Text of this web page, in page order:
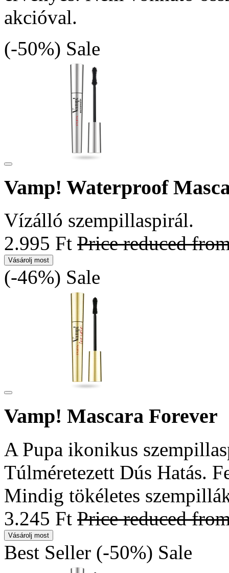
akcióval.
(-50%) Sale
Vamp! Waterproof
Vízálló szempillaspirál.
2.995 Ft Price reduced
Vásárolj most
(-46%) Sale
Vamp! Mascara Forever
A Pupa ikonikus
Túlméretezett Dús Hatás.
Mindig tökéletes
3.245 Ft Price reduced
Vásárolj most
Best Seller (-50%) Sale